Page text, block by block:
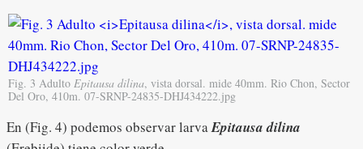
Fig. 3 Adulto Epitausa dilina, vista dorsal. mide 40mm. Rio Chon, Sector
Del Oro, 410m. 07-SRNP-24835-DHJ434222.jpg
En (Fig. 4) podemos observar larvaEpitausa dilina